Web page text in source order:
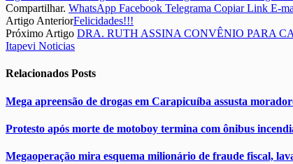
Compartilhar. WhatsApp Facebook Telegrama Copiar Link E-
Artigo AnteriorFelicidades!!!
Próximo Artigo DRA. RUTH ASSINA CONVÊNIO PARA
Itapevi Noticias
Relacionados Posts
Mega apreensão de drogas em Carapicuíba assusta
Protesto após morte de motoboy termina com ônibus
Megaoperação mira esquema milionário de fraude fiscal,